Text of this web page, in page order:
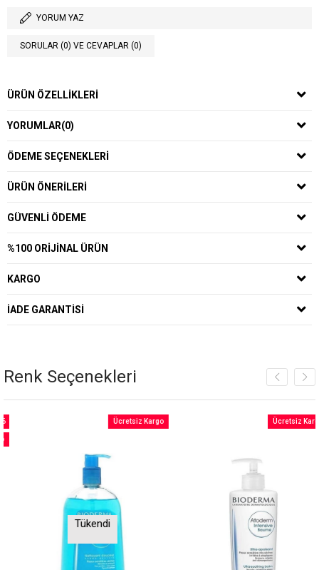
YORUM YAZ
SORULAR (0) VE CEVAPLAR (0)
ÜRÜN ÖZELLIKLERI
YORUMLAR(0)
ÖDEME SEÇENEKLERI
ÜRÜN ÖNERILERI
GÜVENLI ÖDEME
%100 ORIJINAL ÜRÜN
KARGO
İADE GARANTISI
Renk Seçenekleri
Tükendi
Ücretsiz Kargo Ücretsiz Kargo